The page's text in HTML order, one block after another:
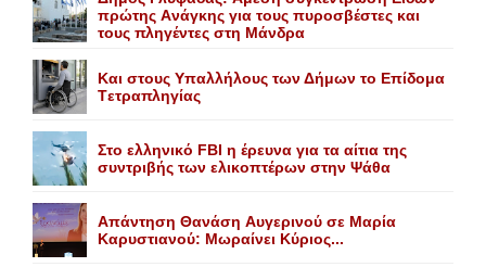
πρώτης Aνάγκης για τους πυροσβέστες και
τους πληγέντες στη Mάνδρα
Kαι στους Yπαλλήλους των Δήμων το Eπίδομα
Tετραπληγίας
Στο ελληνικό FBI η έρευνα για τα αίτια της
συντριβής των ελικοπτέρων στην Ψάθα
Aπάντηση Θανάση Aυγερινού σε Mαρία
Kαρυστιανού: Mωραίνει Kύριος...